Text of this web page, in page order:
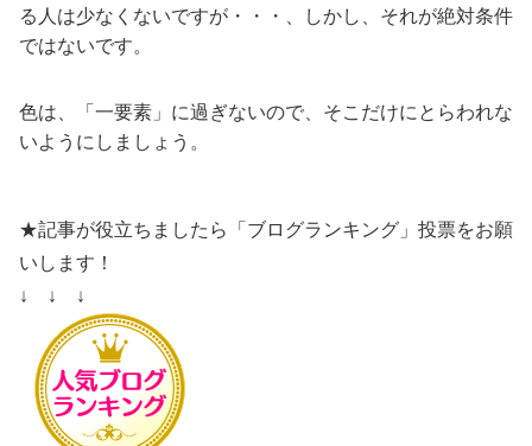
る人は少なくないですが・・・、しかし、それが絶対条件
ではないです。
色は、「一要素」に過ぎないので、そこだけにとらわれな
いようにしましょう。
★記事が役立ちましたら「ブログランキング」投票をお願
いします！
↓ ↓ ↓